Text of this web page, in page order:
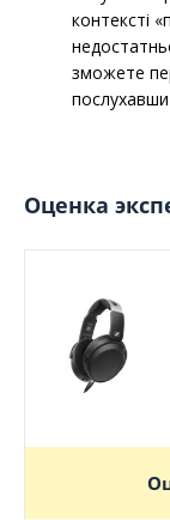
контексті
зможете
Оценка